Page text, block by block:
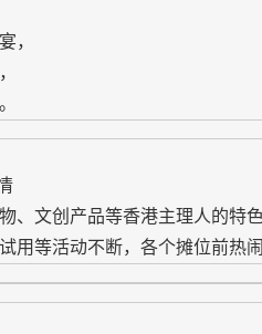
，
、文创产品等香港主理人的特
用等活动不断，各个摊位前热